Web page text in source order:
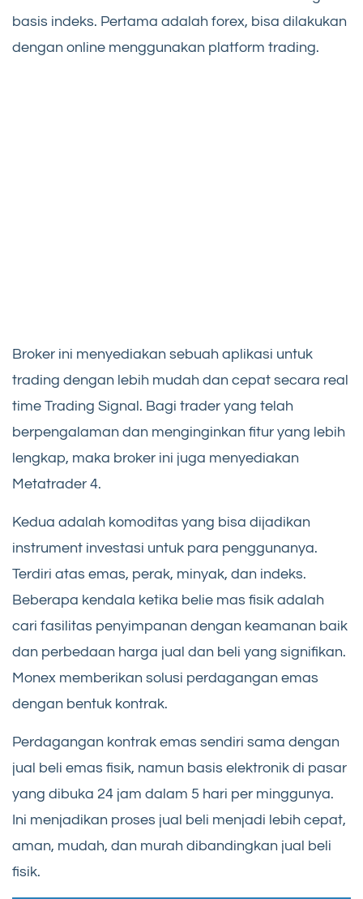
basis indeks. Pertama adalah forex, bisa dilakukan
dengan online menggunakan platform trading.
Broker ini menyediakan sebuah aplikasi untuk
trading dengan lebih mudah dan cepat secara real
time Trading Signal. Bagi trader yang telah
berpengalaman dan menginginkan fitur yang lebih
lengkap, maka broker ini juga menyediakan
Metatrader 4.
Kedua adalah komoditas yang bisa dijadikan
instrument investasi untuk para penggunanya.
Terdiri atas emas, perak, minyak, dan indeks.
Beberapa kendala ketika belie mas fisik adalah
cari fasilitas penyimpanan dengan keamanan baik
dan perbedaan harga jual dan beli yang signifikan.
Monex memberikan solusi perdagangan emas
dengan bentuk kontrak.
Perdagangan kontrak emas sendiri sama dengan
jual beli emas fisik, namun basis elektronik di pasar
yang dibuka 24 jam dalam 5 hari per minggunya.
Ini menjadikan proses jual beli menjadi lebih cepat,
aman, mudah, dan murah dibandingkan jual beli
fisik.